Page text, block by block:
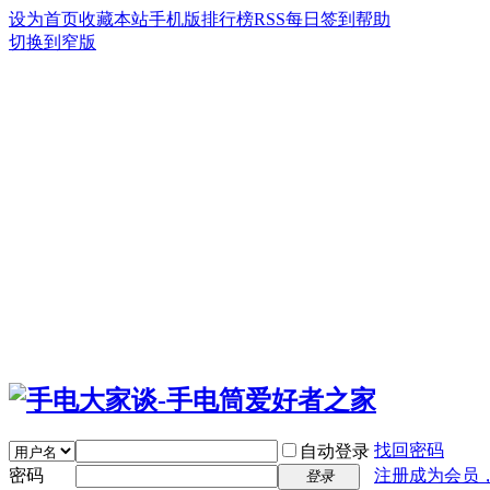
设为首页收藏本站手机版排行榜RSS每日签到 帮助
切换到窄版
自动登录 找回密码
密码
登录 注册成为会员